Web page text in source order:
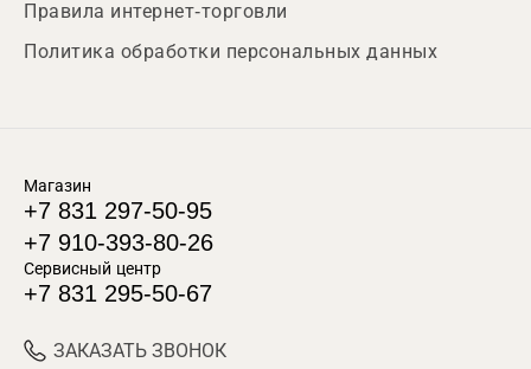
Правила интернет-торговли
Политика обработки персональных данных
Магазин
+7 831 297-50-95
+7 910-393-80-26
Сервисный центр
+7 831 295-50-67
ЗАКАЗАТЬ ЗВОНОК